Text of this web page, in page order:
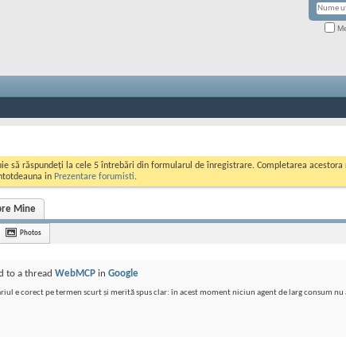
să răspundeți la cele 5 întrebări din formularul de înregistrare. Completarea
in Prezentare forumisti.
Mine
Photos
to a thread WebMCP in Google
e corect pe termen scurt și merită spus clar: în acest moment niciun agent de larg consum nu